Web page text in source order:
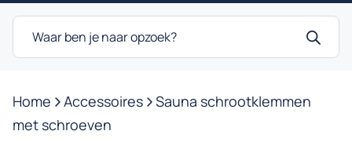
Producten
zoeken
Home -Accessoires -Sauna schrootklemmen
met schroeven